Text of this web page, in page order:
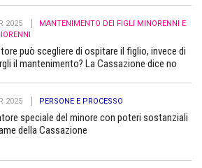
2025
MANTENIMENTO DEI FIGLI MINORENNI E
può scegliere di ospitare il figlio, invece di
il mantenimento? La Cassazione dice no
2025 PERSONE E PROCESSO
speciale del minore con poteri sostanziali
della Cassazione